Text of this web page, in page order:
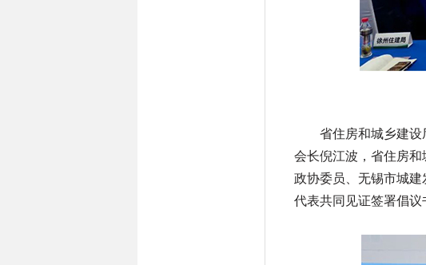
省住房和城乡建
会长倪江波，省住房
政协委员、无锡市城
代表共同见证签署倡议